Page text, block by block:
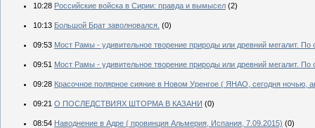
10:28 Российские войска в Сирии: правда и вымысел (2)
10:13 Большой Брат заволновался. (0)
09:53 Мост Рамы - удивительное творение природы или древний мегалит.
09:51 Мост Рамы - удивительное творение природы или древний мегалит.
09:28 Красочное полярное сияние в Новом Уренгое ( ЯНАО, сегодня ночью,
09:21 О ПОСЛЕДСТВИЯХ ШТОРМА В КАЗАНИ (0)
08:54 Наводнение в Адре ( провинция Альмерия, Испания, 7.09.2015) (0)